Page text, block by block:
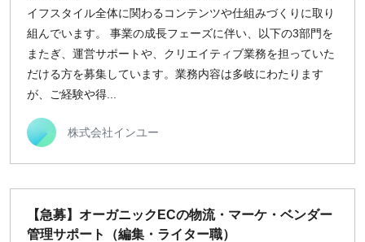
イフスタイル全体に関わるコンテンツや仕組みづくりに取り
組んでいます。 事業の成長フェーズに伴い、以下の3部門を
またぎ、運営サポートや、クリエイティブ業務を担っていた
だける方を募集しています。業務内容は多岐にわたります
が、ご経験や得...
株式会社インユー
【急募】オーガニックECの物流・マーケ・ベンダー
管理サポート（編集・ライター職）